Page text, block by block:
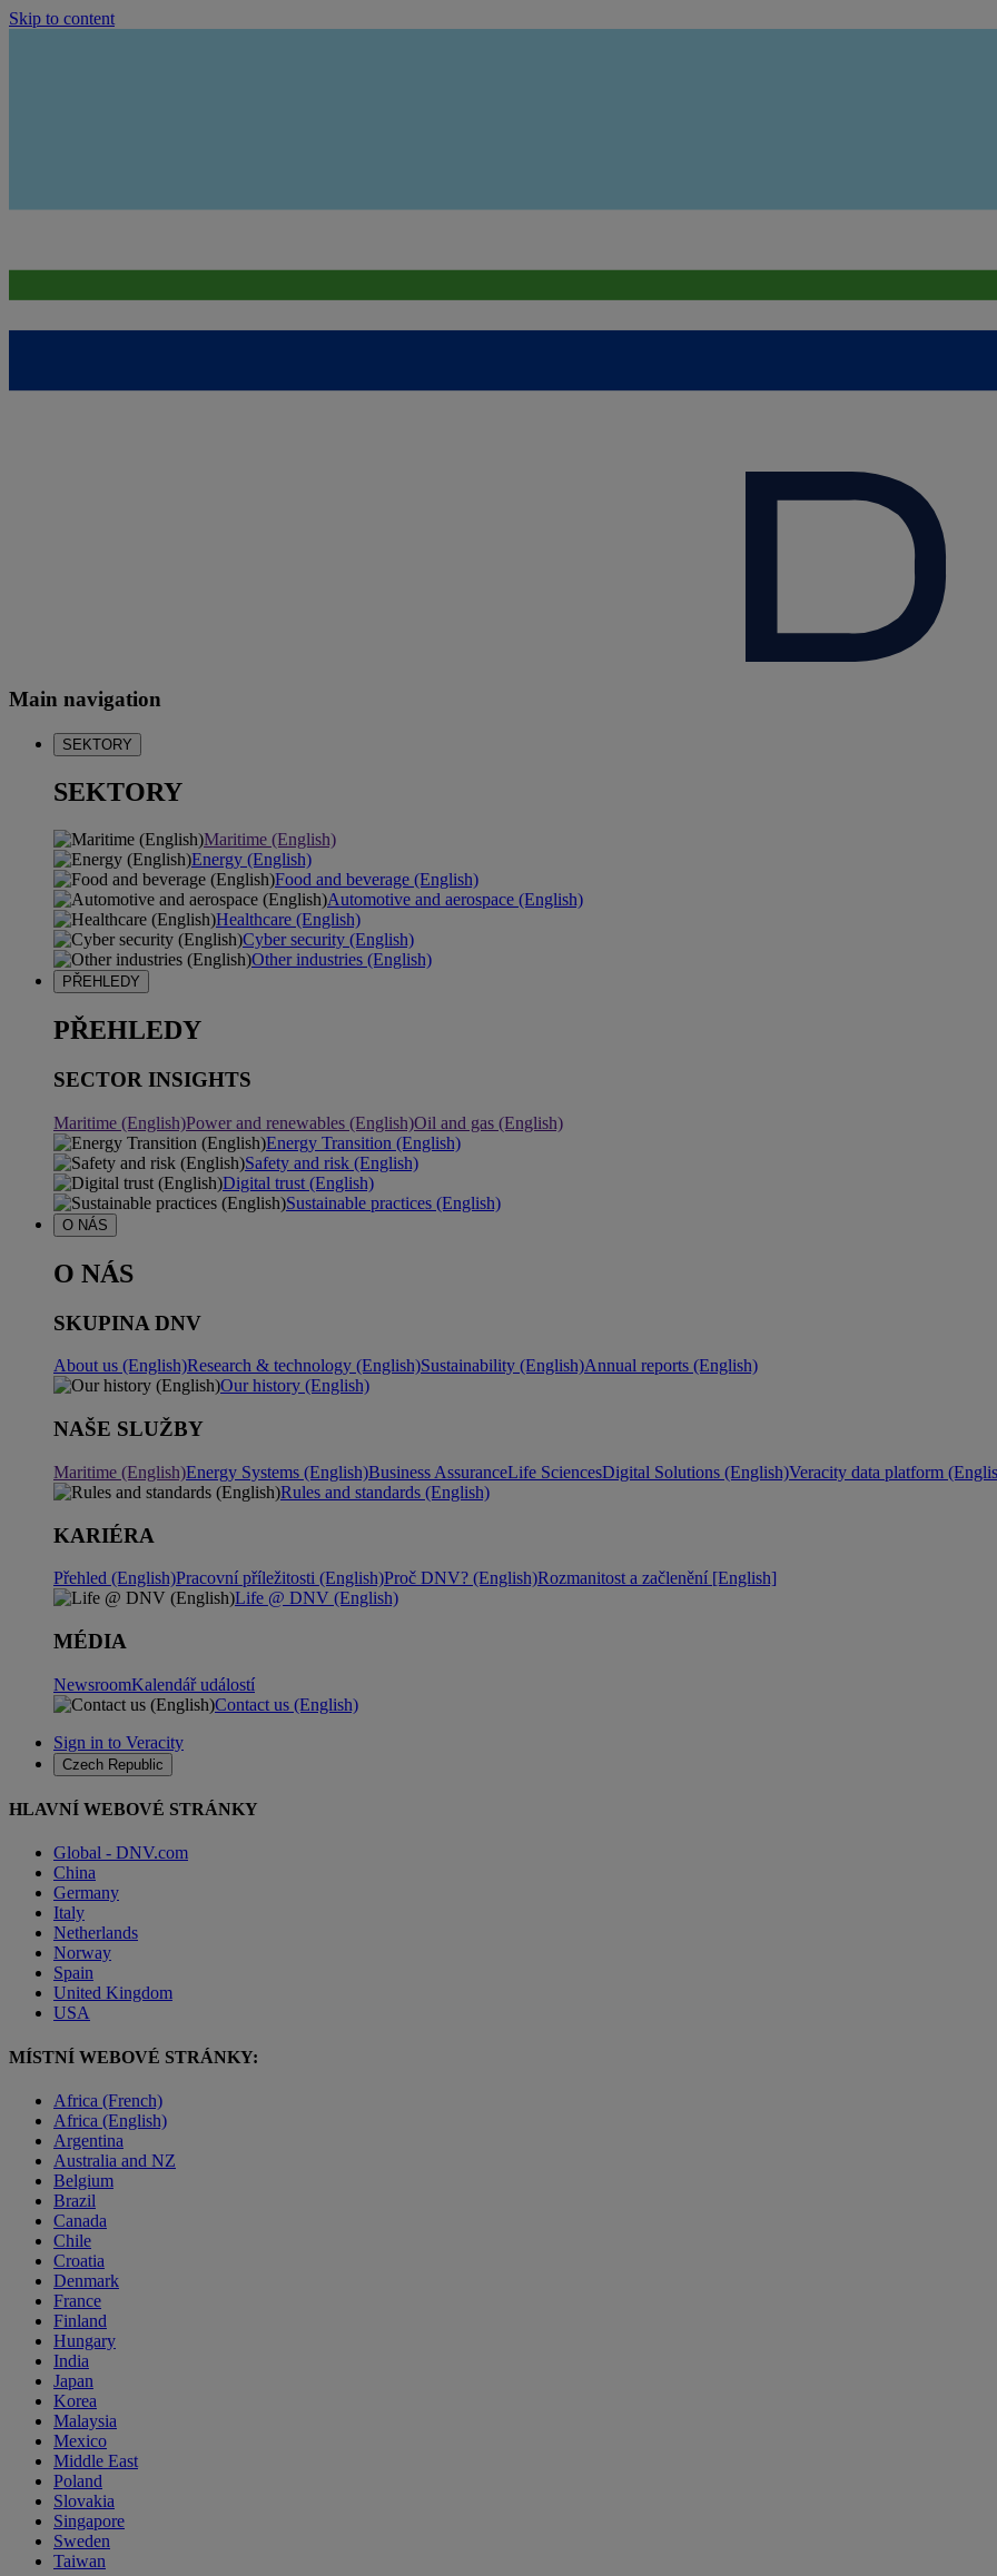
Skip to content
Main navigation
SEKTORY
SEKTORY
Maritime (English)
Energy (English)
Food and beverage (English)
Automotive and aerospace (English)
Healthcare (English)
Cyber security (English)
Other industries (English)
PŘEHLEDY
PŘEHLEDY
SECTOR INSIGHTS
Maritime (English)Power and renewables (English)Oil and gas (English)
Energy Transition (English)
Safety and risk (English)
Digital trust (English)
Sustainable practices (English)
O NÁS
O NÁS
SKUPINA DNV
About us (English)Research & technology (English)Sustainability (English)Annual reports (English)
Our history (English)
NAŠE SLUŽBY
Maritime (English)Energy Systems (English)Business AssuranceLife SciencesDigital Solutions (English)Veracity data platform
Rules and standards (English)
KARIÉRA
Přehled (English)Pracovní příležitosti (English)Proč DNV? (English)Rozmanitost a začlenění [English]
Life @ DNV (English)
MÉDIA
NewsroomKalendář událostí
Contact us (English)
Sign in to Veracity
Czech Republic
HLAVNÍ WEBOVÉ STRÁNKY
Global - DNV.com
China
Germany
Italy
Netherlands
Norway
Spain
United Kingdom
USA
MÍSTNÍ WEBOVÉ STRÁNKY:
Africa (French)
Africa (English)
Argentina
Australia and NZ
Belgium
Brazil
Canada
Chile
Croatia
Denmark
France
Finland
Hungary
India
Japan
Korea
Malaysia
Mexico
Middle East
Poland
Slovakia
Singapore
Sweden
Taiwan